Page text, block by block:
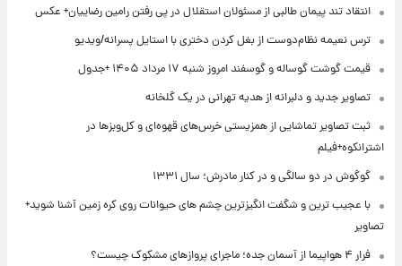
انتقاد تند پیمان طالبی از مسئولان استقلال در پی رفتن رامین رضاییان+ عکس
ترس نعیمه نظام‌دوست از بغل کردن دختری با استایل پسرانه/ویدیو
قیمت گوشت گوساله و گوسفند امروز شنبه ۱۷ مرداد ۱۴۰۵ +جدول
تصاویر جدید و دلبرانه از هدیه تهرانی در یک گلخانه
ثبت تصاویر تماشایی از همزیستی خرس‌های قهوه‌ای و کل‌وبزها در
اشترانکوه+فیلم
گوگوش در دو سالگی و در کنار مادرش؛ سال ۱۳۳۱
با عجیب ترین و شگفت انگیزترین چشم های حیوانات روی کره زمین آشنا شوید+
تصاویر
فرار ۴ هواپیما از آسمان جده؛ ماجرای پروازهای مشکوک چیست؟